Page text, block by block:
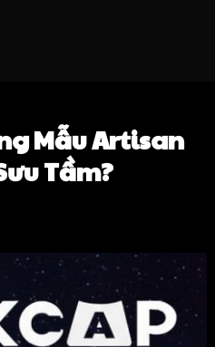
Mẫu Artisan
Tầm?